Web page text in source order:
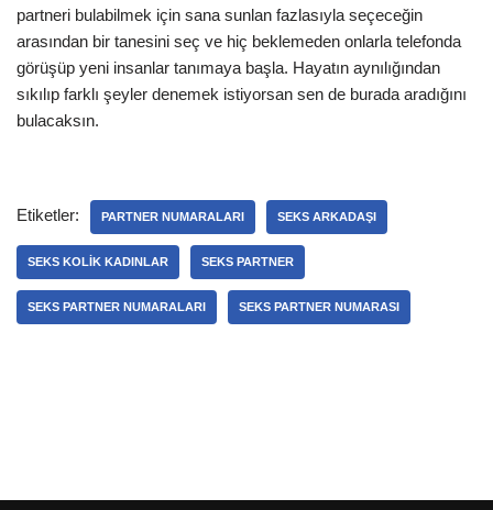
partneri bulabilmek için sana sunlan fazlasıyla seçeceğin
arasından bir tanesini seç ve hiç beklemeden onlarla telefonda
görüşüp yeni insanlar tanımaya başla. Hayatın aynılığından
sıkılıp farklı şeyler denemek istiyorsan sen de burada aradığını
bulacaksın.
Etiketler: PARTNER NUMARALARI SEKS ARKADAŞI
SEKS KOLIK KADINLAR SEKS PARTNER
SEKS PARTNER NUMARALARI SEKS PARTNER NUMARASI